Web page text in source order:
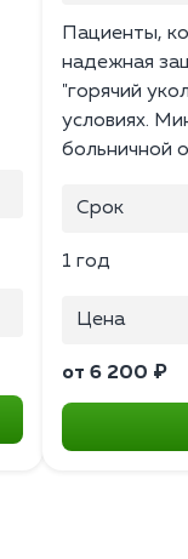
Пациенты,
надежная
"горячий
условиях.
больничной
Срок
1 год
Цена
от 6 200 ₽